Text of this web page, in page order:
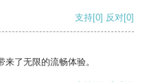
支持[0] 反对[0]
了无限的流畅体验。